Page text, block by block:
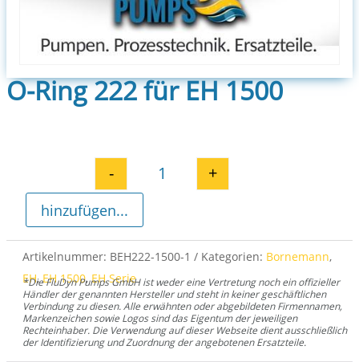
O-Ring 222 für EH 1500
O-Ring 222 für EH 1500 Menge
- +
hinzufügen...
Artikelnummer: BEH222-1500-1 Kategorien: Bornemann,
EH,EH 1500,EH Serie
*Die FluDyn Pumps GmbH ist weder eine Vertretung noch ein offizieller
Händler der genannten Hersteller und steht in keiner geschäftlichen
Verbindung zu diesen. Alle erwähnten oder abgebildeten Firmennamen,
Markenzeichen sowie Logos sind das Eigentum der jeweiligen
Rechteinhaber. Die Verwendung auf dieser Webseite dient ausschließlich
der Identifizierung und Zuordnung der angebotenen Ersatzteile.